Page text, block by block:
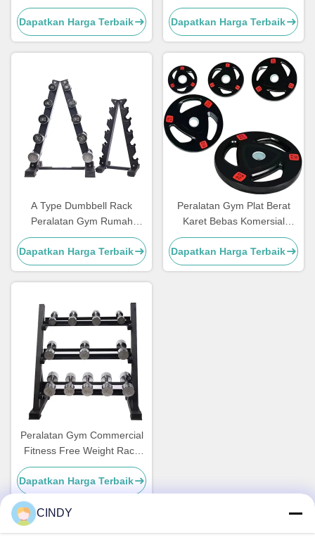
Kebugaran Latihan Otot
Dapatkan Harga Terbaik
Bumper Weight Plate
Dapatkan Harga Terbaik
A Type Dumbbell Rack
Peralatan Gym Rumah
Gratis Wights Racks
Dapatkan Harga Terbaik
Peralatan Gym Plat Berat
Karet Bebas Komersial
Angkat Berat
Dapatkan Harga Terbaik
Peralatan Gym Commercial
Fitness Free Weight Rack
Dumbbell Rack 3 Tier
Dapatkan Harga Terbaik
CINDY